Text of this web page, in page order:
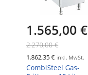
1.565,00 €
2.270,00 €
1.862,35 € inkl. MwSt.
CombiSteel Gas-